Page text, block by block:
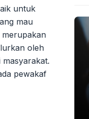
untuk
mau
merupakan
oleh
pewakaf